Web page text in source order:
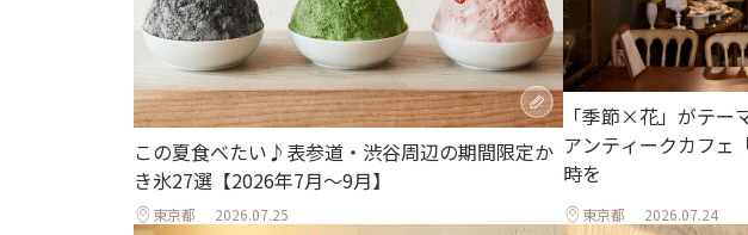
この夏食べたい♪表参道・渋谷周辺の期間限定か
き氷27選【2026年7月～9月】
東京都 2026.07.25
「季節×花」がテ
アンティークカフェ
時を
東京都 2026.07.24